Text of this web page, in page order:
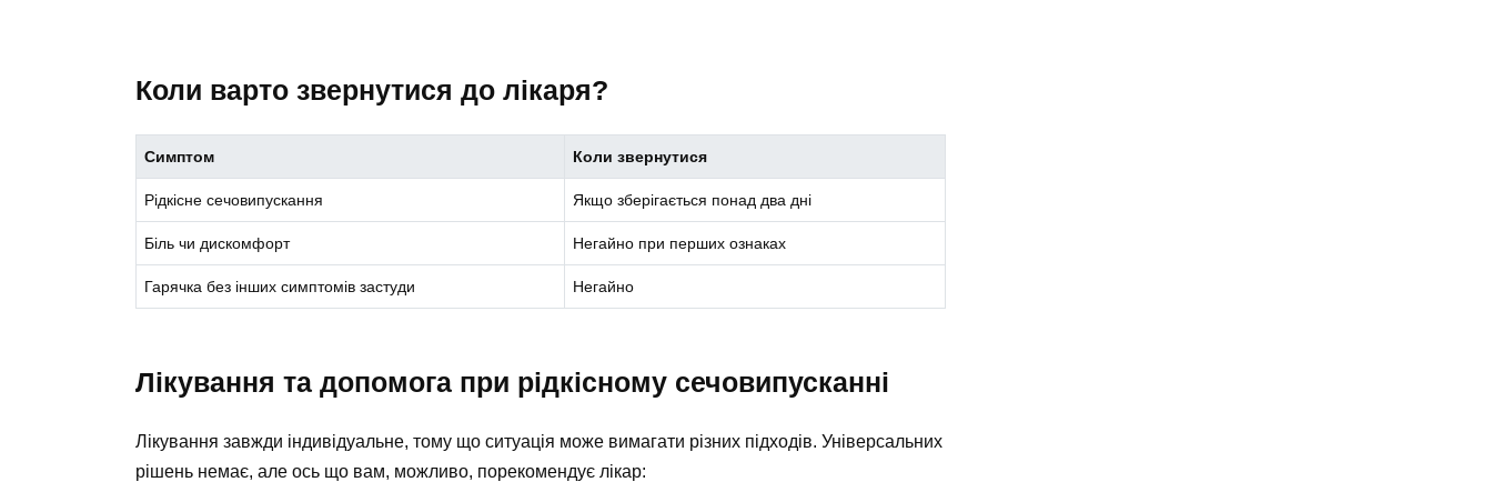
Коли варто звернутися до лікаря?
Симптом Коли звернутися
Рідкісне сечовипускання Якщо зберігається понад два дні
Біль чи дискомфорт Негайно при перших ознаках
Гарячка без інших симптомів застуди Негайно
Лікування та допомога при рідкісному сечовипусканні
Лікування завжди індивідуальне, тому що ситуація може вимагати різних підходів. Універсальних
рішень немає, але ось що вам, можливо, порекомендує лікар: